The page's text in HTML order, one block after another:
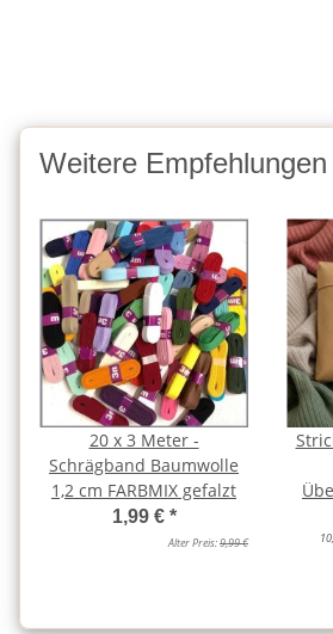
Weitere
20 x 3 Meter -
Schrägband Baumwolle
1,2 cm FARBMIX gefalzt
1,99 € *
Alter Preis:9,99 €